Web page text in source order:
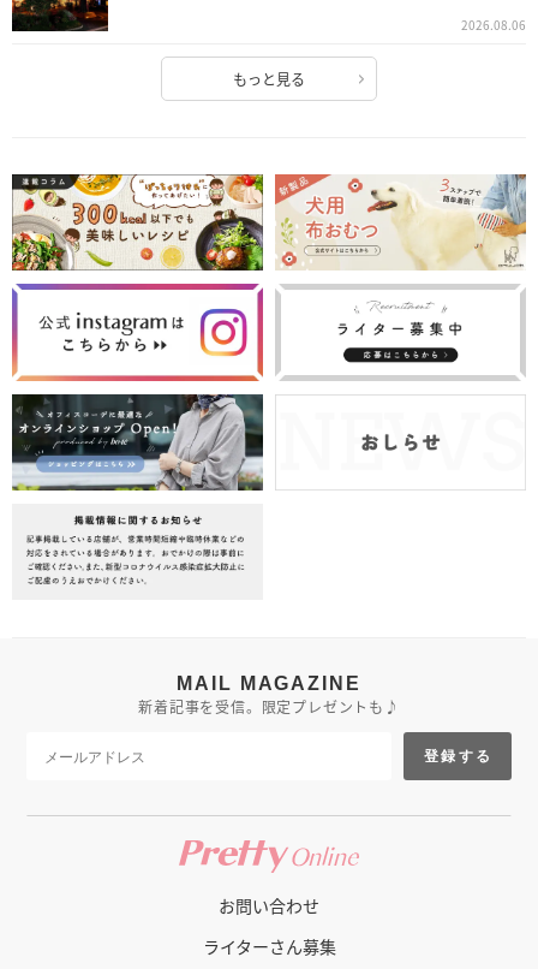
2026.08.06
もっと見る
MAIL MAGAZINE
新着記事を受信。限定プレゼントも♪
登録する
お問い合わせ
ライターさん募集